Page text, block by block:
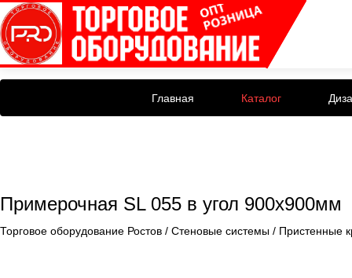
Главная Каталог
Примерочная SL 055 в угол 900х900мм
Торговое оборудование Ростов / Стеновые системы / Пристенные